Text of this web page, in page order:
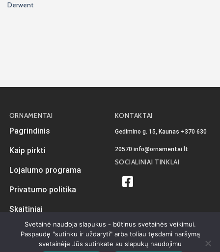
Derwent
ORNAMENTAI
Pagrindinis
Kaip pirkti
Lojalumo programa
Privatumo politika
Skaitiniai
KONTAKTAI
Gedimino g. 15, Kaunas +370 630
20570 info@ornamentai.lt
SOCIALINIAI TINKLAI
Svetainė naudoja slapukus - būtinus svetainės veikimui.
Paspaudę "sutinku ir uždaryti" arba toliau tęsdami naršymą
svetainėje Jūs sutinkate su slapukų naudojimu